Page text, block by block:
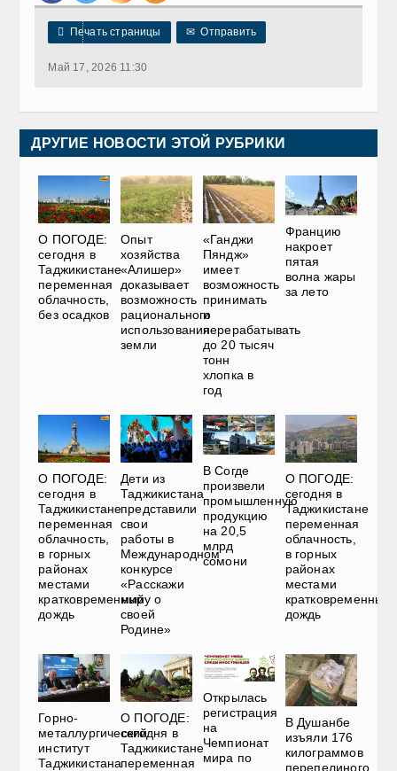
 Печать страницы ✉ Отправить
Май 17, 2026 11:30
ДРУГИЕ НОВОСТИ ЭТОЙ РУБРИКИ
О ПОГОДЕ:
сегодня в
Таджикистане
переменная
облачность,
без осадков
Опыт
хозяйства
«Алишер»
доказывает
возможность
рационального
использования
земли
«Ганджи
Пяндж»
имеет
возможность
принимать
и
перерабатывать
до 20 тысяч
тонн
хлопка в
год
Францию
накроет
пятая
волна жары
за лето
О ПОГОДЕ:
сегодня в
Таджикистане
переменная
облачность,
в горных
районах
местами
кратковременный
дождь
Дети из
Таджикистана
представили
свои
работы в
Международном
конкурсе
«Расскажи
миру о
своей
Родине»
В Согде
произвели
промышленную
продукцию
на 20,5
млрд
сомони
О ПОГОДЕ:
сегодня в
Таджикистане
переменная
облачность,
в горных
районах
местами
кратковременный
дождь
Горно-
металлургический
институт
Таджикистана
О ПОГОДЕ:
сегодня в
Таджикистане
переменная
Открылась
регистрация
на
Чемпионат
мира по
В Душанбе
изъяли 176
килограммов
перепелиного